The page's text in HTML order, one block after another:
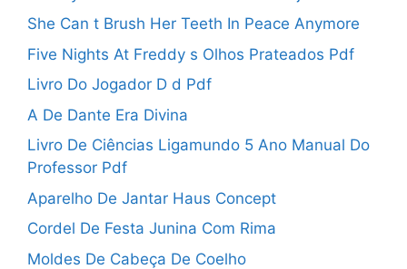
She Can t Brush Her Teeth In Peace Anymore
Five Nights At Freddy s Olhos Prateados Pdf
Livro Do Jogador D d Pdf
A De Dante Era Divina
Livro De Ciências Ligamundo 5 Ano Manual Do
Professor Pdf
Aparelho De Jantar Haus Concept
Cordel De Festa Junina Com Rima
Moldes De Cabeça De Coelho